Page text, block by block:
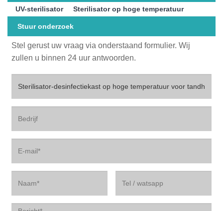
UV-sterilisator Sterilisator op hoge temperatuur
Stuur onderzoek
Stel gerust uw vraag via onderstaand formulier. Wij
zullen u binnen 24 uur antwoorden.